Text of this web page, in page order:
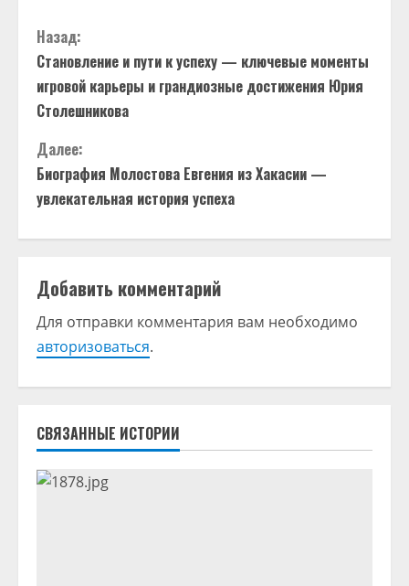
П
р
о
д
о
л
ж
и
т
ь
ч
т
Назад:
Становление и пути к успеху — ключевые моменты
игровой карьеры и грандиозные достижения Юрия
Столешникова
Далее:
Биография Молостова Евгения из Хакасии —
увлекательная история успеха
Добавить комментарий
Для отправки комментария вам необходимо
авторизоваться.
СВЯЗАННЫЕ ИСТОРИИ